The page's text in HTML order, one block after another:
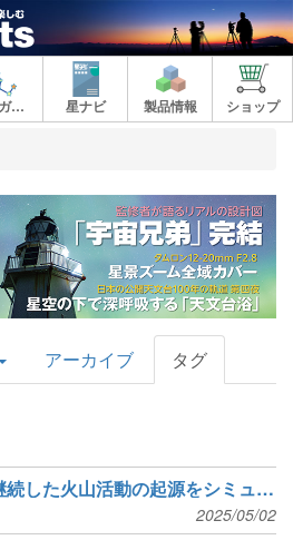
星空ガイド 星ナビ 製品情報 ショップ
アーカイブ タグ
月で数十億年継続した火山活動の起源をシミュレーションで解明
2025/05/02